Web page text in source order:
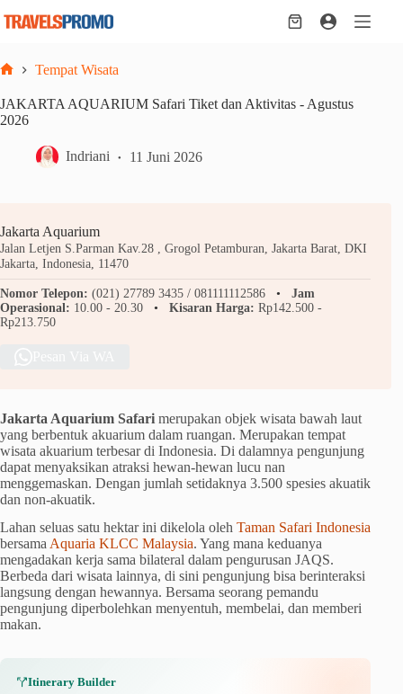
Shopping
Tempat Wisata
JAKARTA AQUARIUM Safari Tiket dan Aktivitas - Agustus
2026
Indriani 11 Juni 2026
Jakarta Aquarium
Jalan Letjen S.Parman Kav.28 , Grogol Petamburan, Jakarta Barat, DKI
Jakarta, Indonesia, 11470
Nomor Telepon: (021) 27789 3435 / 081111112586
Jam
Operasional: 10.00 - 20.30 Kisaran Harga: Rp142.500 -
Rp213.750
Jakarta Aquarium Safari merupakan objek wisata bawah laut
yang berbentuk akuarium dalam ruangan. Merupakan tempat
wisata akuarium terbesar di Indonesia. Di dalamnya pengunjung
dapat menyaksikan atraksi hewan-hewan lucu nan
menggemaskan. Dengan jumlah setidaknya 3.500 spesies akuatik
dan non-akuatik.
Lahan seluas satu hektar ini dikelola oleh Taman Safari Indonesia
bersama Aquaria KLCC Malaysia. Yang mana keduanya
mengadakan kerja sama bilateral dalam pengurusan JAQS.
Berbeda dari wisata lainnya, di sini pengunjung bisa berinteraksi
langsung dengan hewannya. Bersama seorang pemandu
pengunjung diperbolehkan menyentuh, membelai, dan memberi
makan.
Itinerary Builder